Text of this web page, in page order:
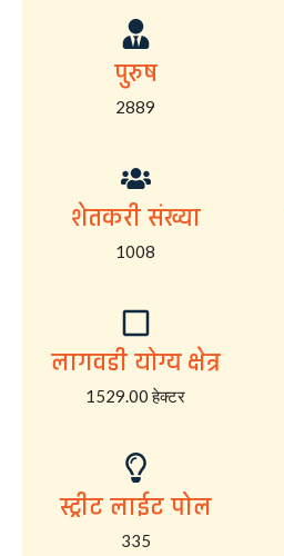
पुरुष
2889
शेतकरी संख्या
1008
लागवडी योग्य क्षेत्र
1529.00 हेक्टर
स्ट्रीट लाईट पोल
335